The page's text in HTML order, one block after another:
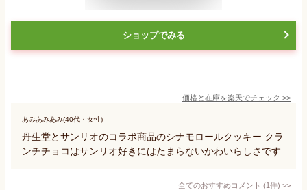
ショップでみる
価格と在庫を楽天でチェック >>
あみあみあみ(40代・女性)
丹生堂とサンリオのコラボ商品のシナモロールクッキー クラ
ンチチョコはサンリオ好きにはたまらないかわいらしさです
全てのおすすめコメント (1件) >